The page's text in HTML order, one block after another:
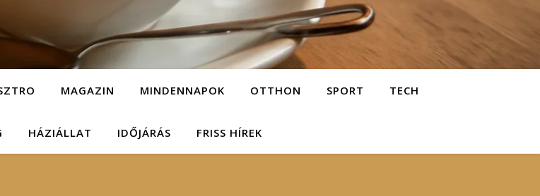
MAGAZIN MINDENNAPOK OTTHON SPORT TECH
HÁZIÁLLAT IDŐJÁRÁS FRISS HÍREK